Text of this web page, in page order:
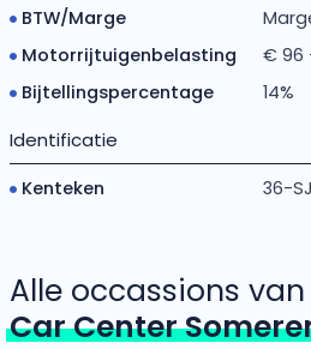
BTW/Marge
Motorrijtuigenbelasting
€ 96
Bijtellingspercentage
14%
Identificatie
Kenteken 36-
Alle occassions van
Car Center